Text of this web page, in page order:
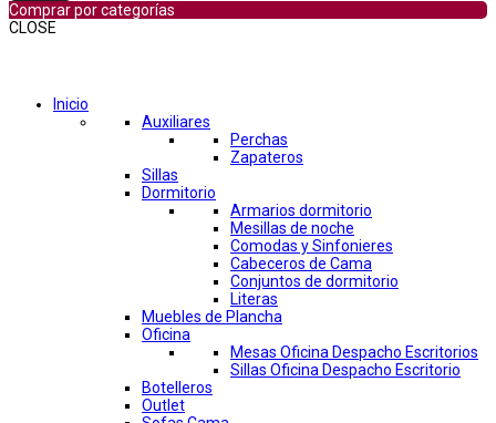
Comprar por categorías
CLOSE
Inicio
Auxiliares
Perchas
Zapateros
Sillas
Dormitorio
Armarios dormitorio
Mesillas de noche
Comodas y Sinfonieres
Cabeceros de Cama
Conjuntos de dormitorio
Literas
Muebles de Plancha
Oficina
Mesas Oficina Despacho Escritorios
Sillas Oficina Despacho Escritorio
Botelleros
Outlet